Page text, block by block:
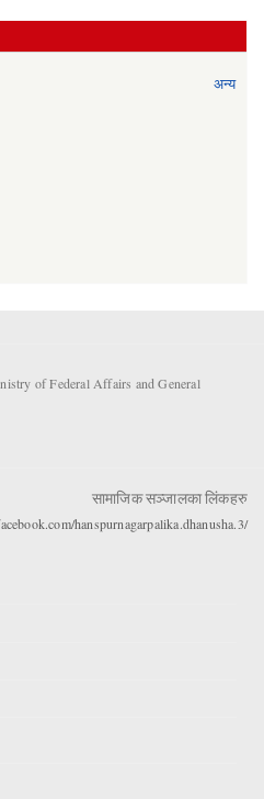
अन्य
of Federal Affairs and General
सामाजिक सञ्जालका लिंकहरु
hanspurnagarpalika.dhanusha.3/